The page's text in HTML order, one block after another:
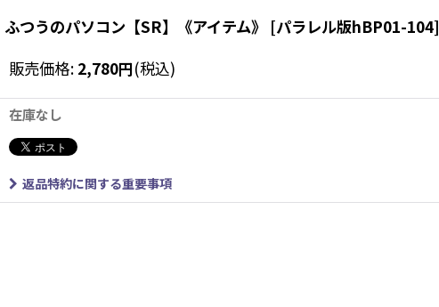
ふつうのパソコン【SR】《アイテム》 [パラレル版hBP01-104]
販売価格: 2,780円(税込)
在庫なし
返品特約に関する重要事項